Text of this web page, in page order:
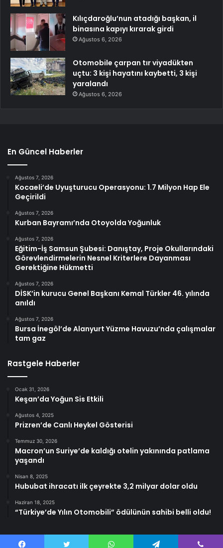
Kılıçdaroğlu’nun atadığı başkan, il
binasına kapıyı kırarak girdi
Ağustos 6, 2026
Otomobile çarpan tır viyadükten
uçtu: 3 kişi hayatını kaybetti, 3 kişi
yaralandı
Ağustos 6, 2026
En Güncel Haberler
Ağustos 7, 2026
Kocaeli’de Uyuşturucu Operasyonu: 1.7 Milyon Hap Ele
Geçirildi
Ağustos 7, 2026
Kurban Bayramı’nda Otoyolda Yoğunluk
Ağustos 7, 2026
Eğitim-İş Samsun Şubesi: Danıştay, Proje Okullarındaki
Görevlendirmelerin Nesnel Kriterlere Dayanması
Gerektiğine Hükmetti
Ağustos 7, 2026
DİSK’in kurucu Genel Başkanı Kemal Türkler 46. yılında
anıldı
Ağustos 7, 2026
Bursa İnegöl’de Alanyurt Yüzme Havuzu’nda çalışmalar
tam gaz
Rastgele Haberler
Ocak 31, 2026
Keşan’da Yoğun Sis Etkili
Ağustos 4, 2025
Prizren’de Canlı Heykel Gösterisi
Temmuz 30, 2026
Macron’un Suriye’de kaldığı otelin yakınında patlama
yaşandı
Nisan 8, 2025
Hububat ihracatı ilk çeyrekte 3,2 milyar dolar oldu
Haziran 18, 2025
“Türkiye’de Yılın Otomobili” ödülünün sahibi belli oldu!